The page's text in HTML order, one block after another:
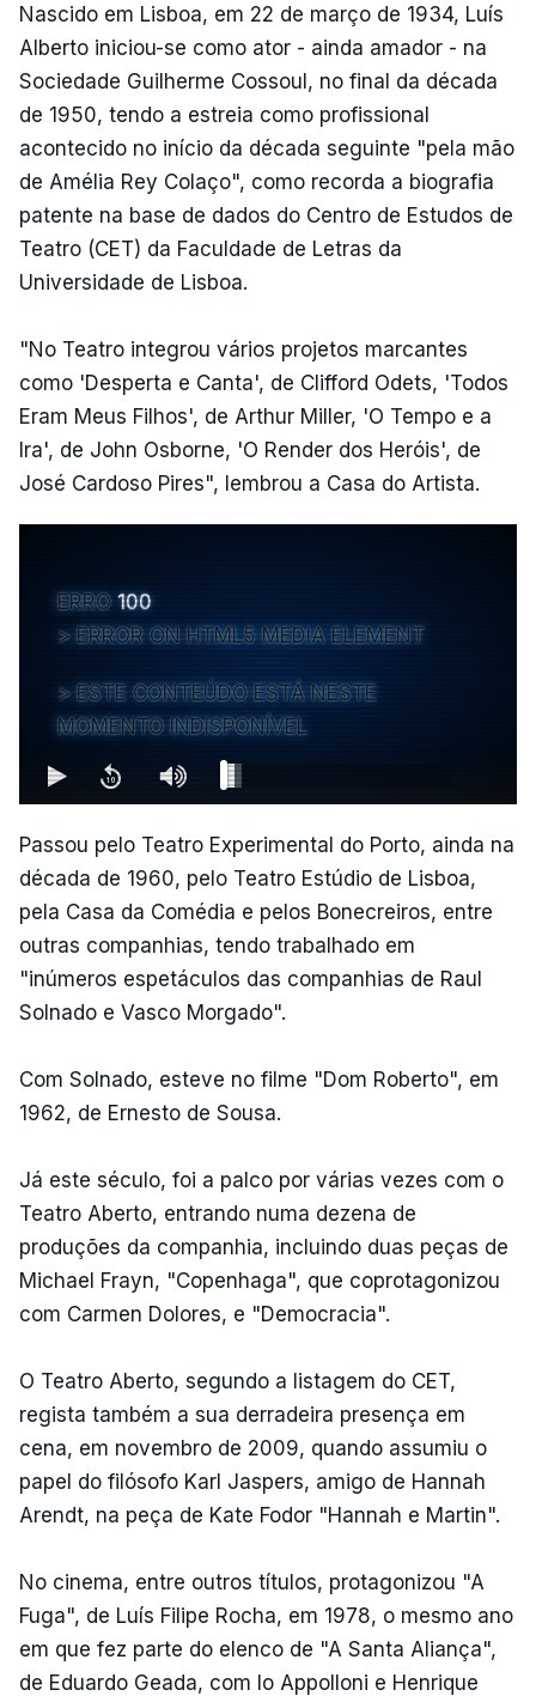
Nascido em Lisboa, em 22 de março de 1934, Luís
Alberto iniciou-se como ator - ainda amador - na
Sociedade Guilherme Cossoul, no final da década
de 1950, tendo a estreia como profissional
acontecido no início da década seguinte "pela mão
de Amélia Rey Colaço", como recorda a biografia
patente na base de dados do Centro de Estudos de
Teatro (CET) da Faculdade de Letras da
Universidade de Lisboa.
"No Teatro integrou vários projetos marcantes
como 'Desperta e Canta', de Clifford Odets, 'Todos
Eram Meus Filhos', de Arthur Miller, 'O Tempo e a
Ira', de John Osborne, 'O Render dos Heróis', de
José Cardoso Pires", lembrou a Casa do Artista.
ERRO 100
ERROR ON HTML5 MEDIA ELEMENT
ESTE CONTEÚDO ESTÁ NESTE
MOMENTO INDISPONÍVEL
Passou pelo Teatro Experimental do Porto, ainda na
década de 1960, pelo Teatro Estúdio de Lisboa,
pela Casa da Comédia e pelos Bonecreiros, entre
outras companhias, tendo trabalhado em
"inúmeros espetáculos das companhias de Raul
Solnado e Vasco Morgado".
Com Solnado, esteve no filme "Dom Roberto", em
1962, de Ernesto de Sousa.
Já este século, foi a palco por várias vezes com o
Teatro Aberto, entrando numa dezena de
produções da companhia, incluindo duas peças de
Michael Frayn, "Copenhaga", que coprotagonizou
com Carmen Dolores, e "Democracia".
O Teatro Aberto, segundo a listagem do CET,
regista também a sua derradeira presença em
cena, em novembro de 2009, quando assumiu o
papel do filósofo Karl Jaspers, amigo de Hannah
Arendt, na peça de Kate Fodor "Hannah e Martin".
No cinema, entre outros títulos, protagonizou "A
Fuga", de Luís Filipe Rocha, em 1978, o mesmo ano
em que fez parte do elenco de "A Santa Aliança",
de Eduardo Geada, com Io Appolloni e Henrique